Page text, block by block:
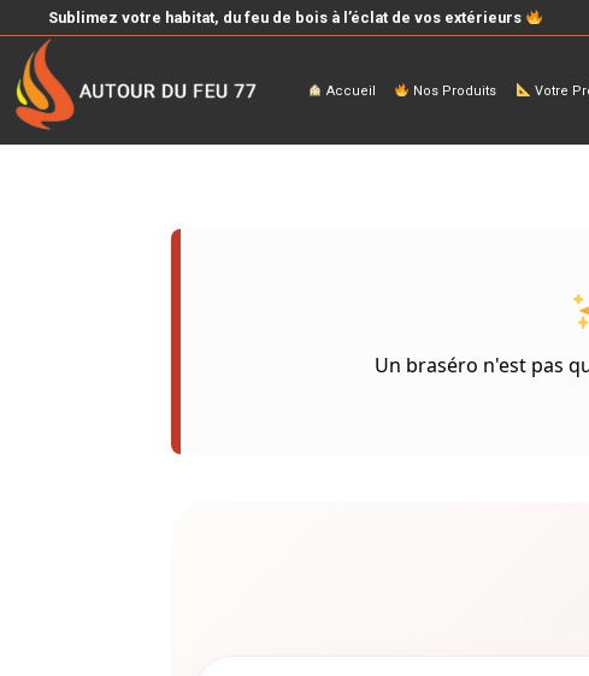
Sublimez votre habitat, du feu de bois à l’éclat de vos extérieurs
Accueil Nos Produits Votre
Un braséro n'est pas